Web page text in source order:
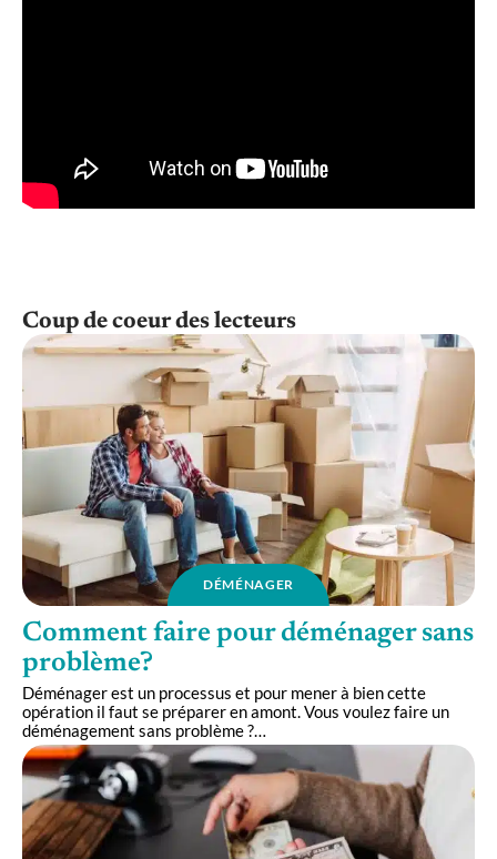
Coup de coeur des lecteurs
DÉMÉNAGER
Comment faire pour déménager sans
problème?
Déménager est un processus et pour mener à bien cette
opération il faut se préparer en amont. Vous voulez faire un
déménagement sans problème ?…